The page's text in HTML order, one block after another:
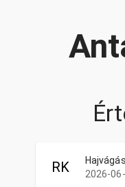
RK
Hajvágás
2026-